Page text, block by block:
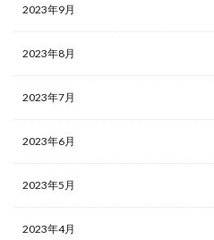
2023年9月
2023年8月
2023年7月
2023年6月
2023年5月
2023年4月